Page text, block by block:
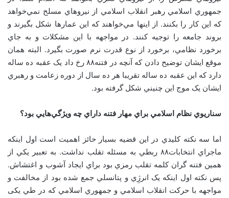
جمهوري اسلامي رهبر انقلاب اسلامي از نيروهاي مسلح نمي‌خواهد
که اين کار را بکنند. از اينها مي‌خواهند که اين عمارها شکل بگيرند و
بروند جامعه را توجيه کنند. در مواجهه با اين مشکلات و به جاي
برخورد نظامي، برخورد از نوع قدرت نرم صورت بگيرد. البته همان
موقع ايشان توضيح دادن که آنچه در فتنه۸۸ رخ داد يک عقبه ده ساله
دارد که اين عقبه ده ساله تقريبا هر ده سال از دوره زعامت و رهبري
ايشان يک موج اين چنيني شکل گرفته بود.
سناريوي نظام اسلامي براي مهار فتنه داراي چه ويژگي‌هايي بود؟
اما سه نکته کليدي در اين قضيه بسيار حائز اهميت است اول اينکه
ماجراي انتخابات۸۸ ربطي به مسئله تقلب نداشت. به تعبير يکي از
همين فتنه گران کلمه تقلب رمزي بود براي ايجاد آشوب و اغتشاش.
پس نکته اول اينکه يک انرژِي و پتانسلي جمع شده بود از مخالفت و
مواجهه با حرکت انقلاب اسلامي و جمهوري اسلامي که در طي يکی